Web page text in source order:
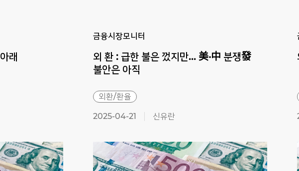
아래
금융시장모니터
외 환 : 급한 불은 껐지만... 美·中 분쟁發
불안은 아직
외환/환율
2025-04-21 신유란